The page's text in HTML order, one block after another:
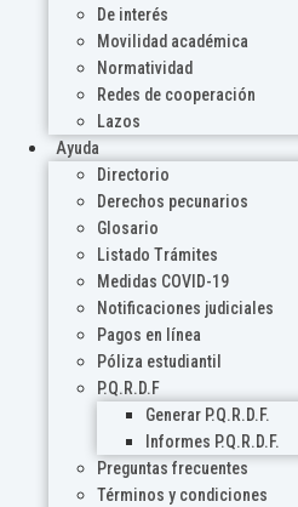
De interés
Movilidad académica
Normatividad
Redes de cooperación
Lazos
Ayuda
Directorio
Derechos pecunarios
Glosario
Listado Trámites
Medidas COVID-19
Notificaciones judiciales
Pagos en línea
Póliza estudiantil
P.Q.R.D.F
Generar P.Q.R.D.F.
Informes P.Q.R.D.F.
Preguntas frecuentes
Términos y condiciones